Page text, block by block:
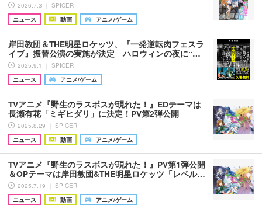
2026.7.3 ｜ SPICER
ニュース
動画 アニメ/ゲーム
岸田教団＆THE明星ロケッツ、『一発逆転肉フェスラ
イブ』振替公演の実施が決定 ハロウィンの夜に“…
2025.9.1 ｜ SPICER
ニュース
アニメ/ゲーム
TVアニメ『野生のラスボスが現れた！』EDテーマは
長瀬有花「ミギヒダリ」に決定！PV第2弾公開
2025.8.29 ｜ SPICER
ニュース
動画 アニメ/ゲーム
TVアニメ『野生のラスボスが現れた！』PV第1弾公開
＆OPテーマは岸田教団&THE明星ロケッツ「レベル…
2025.7.19 ｜ SPICER
ニュース
動画 アニメ/ゲーム